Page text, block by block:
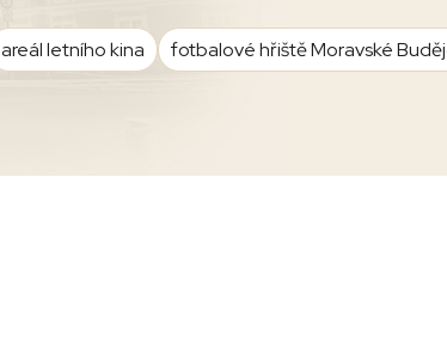
areál letního kina
fotbalové hřiště Moravské